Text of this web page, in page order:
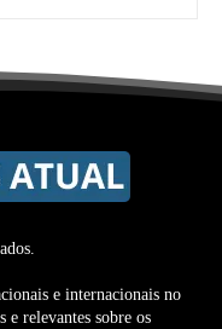
e internacionais no
e relevantes sobre os